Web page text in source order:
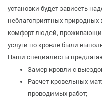
установки будет зависеть
неблагоприятных природных
комфорт людей,
услуги по кровле были
Наши специалисты
Замер кровли с
Расчет кровельных
проводимых работ;